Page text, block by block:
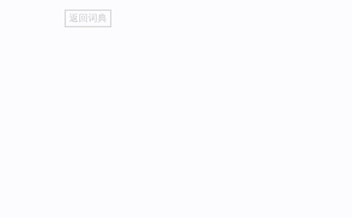
go
top
返回词典